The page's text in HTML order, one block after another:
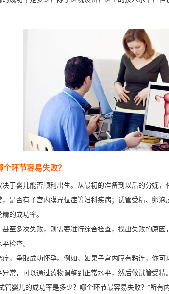
环节容易失败？
于婴儿能否顺利出生。从最初的准备到以后的分娩
是否有子宫内膜异位症等妇科疾病；试管受精、卵
的成功率。
至多次失败，则需要进行综合检查，找出失败的原
检查。
，争取成功怀孕。例如，如果子宫内膜有粘连，你可
常，可以通过药物调整到正常水平，然后做试管受精。
管婴儿的成功率是多少？哪个环节最容易失败？”所